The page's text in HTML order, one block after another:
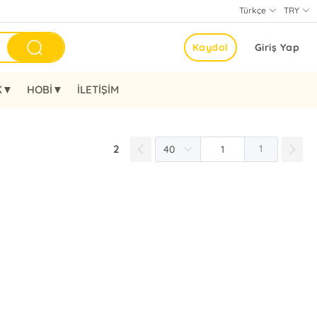
TRY
Türkçe
Giriş Yap
Kaydol
HOBİ▼ İLETİŞİM
2 1